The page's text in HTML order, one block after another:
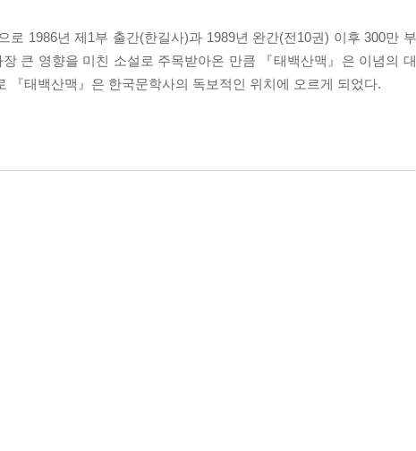
로 1986년 제1부 출간(한길사)과 1989년 완간(전10권) 이후 300만 부
큰 영향을 미친 소설로 주목받아온 만큼 『태백산맥』은 이념의 대
태백산맥』은 한국문학사의 독보적인 위치에 오르게 되었다.